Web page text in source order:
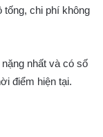
tống, chi phí không
nhất và có số
điểm hiện tại.